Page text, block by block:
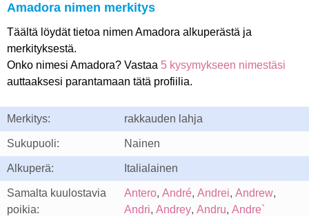
Amadora nimen merkitys
Täältä löydät tietoa nimen Amadora alkuperästä ja
merkityksestä.
Onko nimesi Amadora? Vastaa 5 kysymykseen nimestäsi
auttaaksesi parantamaan tätä profiilia.
Merkitys: rakkauden lahja
Sukupuoli: Nainen
Alkuperä: Italialainen
Samalta kuulostavia
poikia:
Antero, André, Andrei, Andrew,
Andri, Andrey, Andru, Andre`